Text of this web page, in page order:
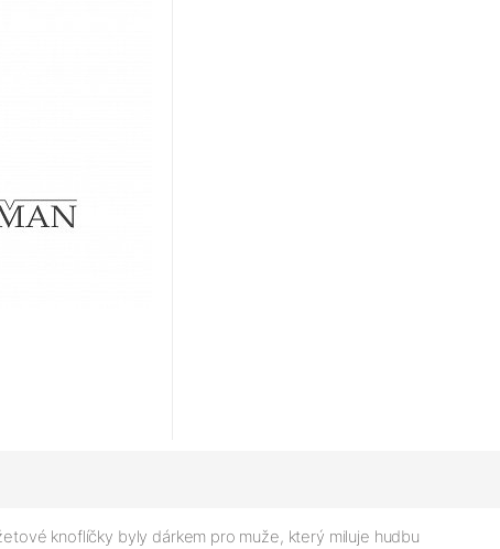
knoflíčky byly dárkem pro muže, který miluje hudbu